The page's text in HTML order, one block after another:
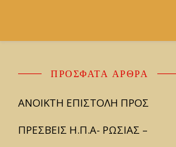
ΠΡΌΣΦΑΤΑ ΆΡΘΡΑ
ΑΝΟΙΚΤΗ ΕΠΙΣΤΟΛΗ ΠΡΟΣ
ΠΡΕΣΒΕΙΣ Η.Π.Α- ΡΩΣΙΑΣ –